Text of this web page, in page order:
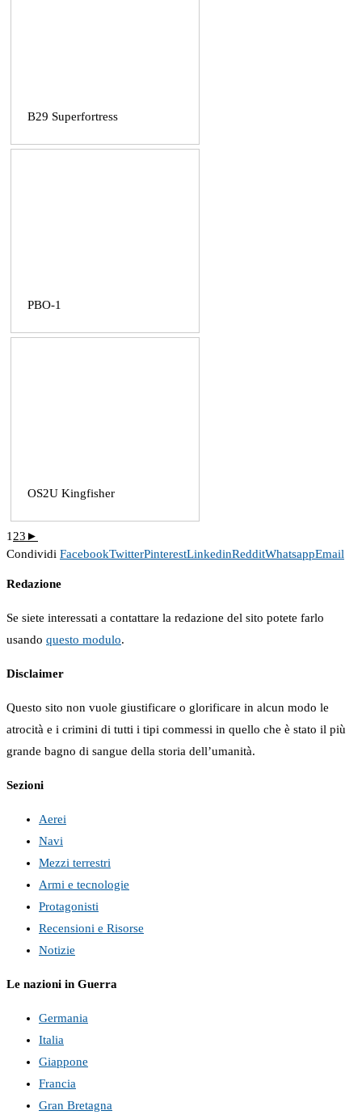
B29 Superfortress
PBO-1
OS2U Kingfisher
123 ►
Condividi FacebookTwitterPinterestLinkedinRedditWhatsappEmail
Redazione
Se siete interessati a contattare la redazione del sito potete farlo
usando questo modulo.
Disclaimer
Questo sito non vuole giustificare o glorificare in alcun modo le
atrocità e i crimini di tutti i tipi commessi in quello che è stato il più
grande bagno di sangue della storia dell’umanità.
Sezioni
Aerei
Navi
Mezzi terrestri
Armi e tecnologie
Protagonisti
Recensioni e Risorse
Notizie
Le nazioni in Guerra
Germania
Italia
Giappone
Francia
Gran Bretagna